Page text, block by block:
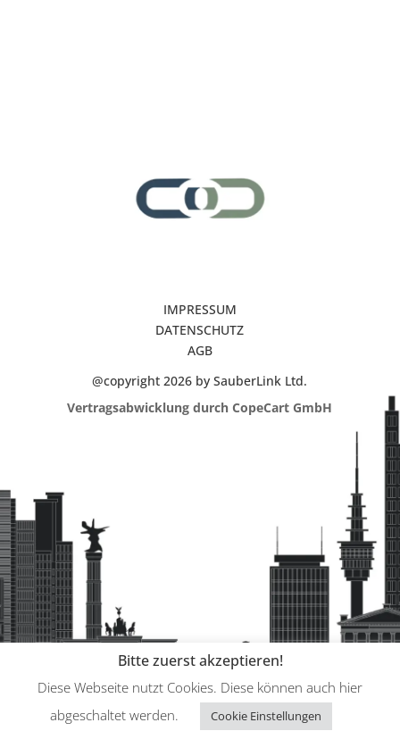
IMPRESSUM
DATENSCHUTZ
AGB
@copyright 2026 by SauberLink Ltd.
Vertragsabwicklung durch CopeCart GmbH
Bitte zuerst akzeptieren!
Diese Webseite nutzt Cookies. Diese können auch hier
abgeschaltet werden.
Cookie Einstellungen